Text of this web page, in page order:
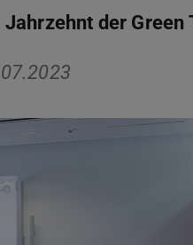
Jahrzehnt der Green